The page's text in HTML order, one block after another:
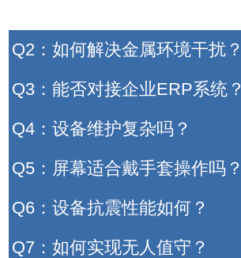
Q2：如何解决金属环境干扰？​​
Q3：能否对接企业ERP系统？
Q4：设备维护复杂吗？
Q5：屏幕适合戴手套操作吗？
Q6：设备抗震性能如何？
Q7：如何实现无人值守？